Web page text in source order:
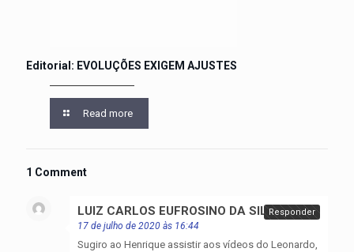
Editorial: EVOLUÇÕES EXIGEM AJUSTES
Read more
1 Comment
LUIZ CARLOS EUFROSINO DA SILVA disse:
17 de julho de 2020 às 16:44
Sugiro ao Henrique assistir aos vídeos do Leonardo,
Responder